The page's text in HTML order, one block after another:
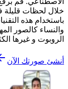
خلال لحظات قليلة
باستخدام هذه
والنساء كالصور
الروبوت و غيرها
أنشئ صورتك الآن